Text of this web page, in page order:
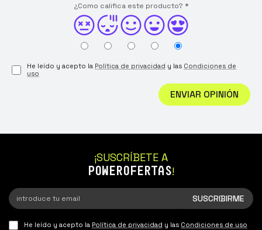
¿Como califica este producto? *
He leído y acepto la Política de privacidad y las Condiciones de
uso
ENVIAR OPINIÓN
¡SUSCRÍBETE A
POWEROFERTAS!
He leído y acepto la Política de privacidad y las Condiciones de uso